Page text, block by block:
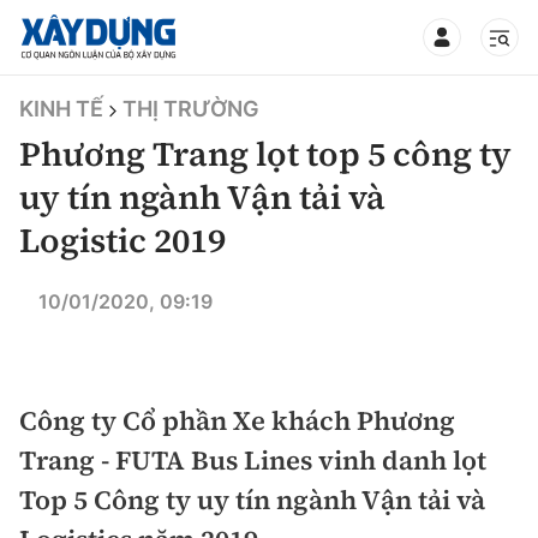
TIN BỘ XÂY DỰNG
CHUYÊN MỤC
Mới nhất
Chính trị
Xã hội
Xây dựng
Chỉ đạo điều hành
Giao thông
KINH TẾ THỊ TRƯỜNG
Phương Trang lọt top 5 công ty
uy tín ngành Vận tải và
Logistic 2019
10/01/2020, 09:19
Công ty Cổ phần Xe khách Phương
Trang - FUTA Bus Lines vinh danh lọt
Top 5 Công ty uy tín ngành Vận tải và